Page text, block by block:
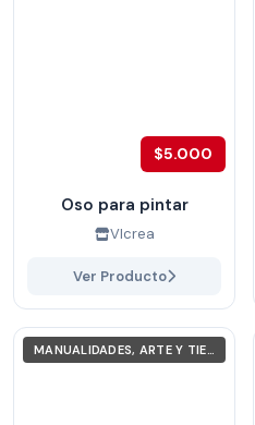
$5.000
Oso para pintar
VIcrea
Ver Producto
MANUALIDADES, ARTE Y TIEMPO LIBRE